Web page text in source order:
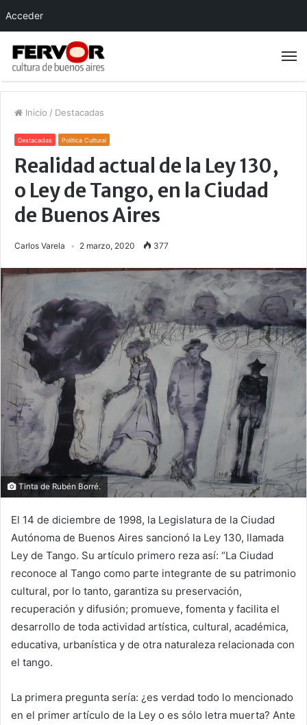
Inicio / Destacadas
Destacadas Política Cultural
Realidad actual de la Ley 130,
o Ley de Tango, en la Ciudad
de Buenos Aires
Carlos Varela 2 marzo, 2020 377
Tinta de Rubén Borré.
El 14 de diciembre de 1998, la Legislatura de la Ciudad
Autónoma de Buenos Aires sancionó la Ley 130, llamada
Ley de Tango. Su artículo primero reza así: “La Ciudad
reconoce al Tango como parte integrante de su patrimonio
cultural, por lo tanto, garantiza su preservación,
recuperación y difusión; promueve, fomenta y facilita el
desarrollo de toda actividad artística, cultural, académica,
educativa, urbanística y de otra naturaleza relacionada con
el tango.
La primera pregunta sería: ¿es verdad todo lo mencionado
en el primer artículo de la Ley o es sólo letra muerta? Ante
Acceder